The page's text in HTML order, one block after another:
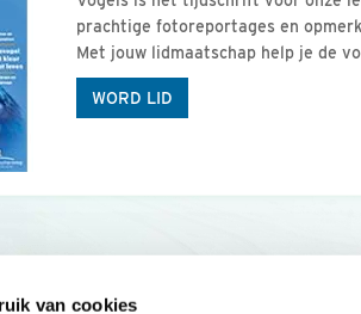
van cookies
prachtige fotoreportages en
Met jouw lidmaatschap help je de
WORD LID